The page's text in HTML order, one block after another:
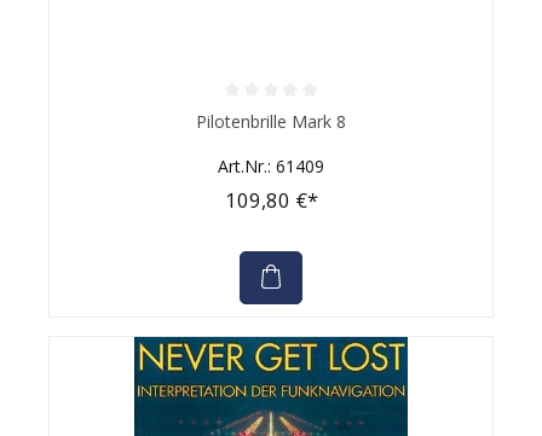
Durchschnittliche Bewertung von 0 von 5 Sternen
Pilotenbrille Mark 8
Art.Nr.: 61409
109,80 €*